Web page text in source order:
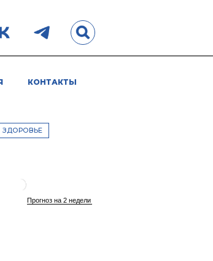
КОНТАКТЫ
ЗДОРОВЬЕ